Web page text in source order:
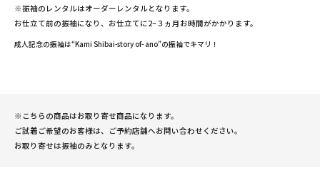
※振袖のレンタルはオーダーレンタルとなります。
お仕立て前の振袖になり、お仕立てに2~３ヵ月お時間がかかります。
成人記念の振袖は“Kami Shibai-story of- ano”の振袖でキマリ！
※こちらの商品はお取り寄せ商品になります。
ご試着ご希望のお客様は、ご予約店舗へお問い合わせください。
お取り寄せは振袖のみとなります。